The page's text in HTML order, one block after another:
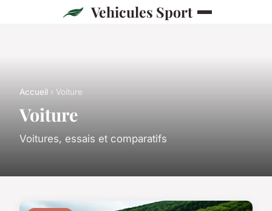
Vehicules Sport
Accueil › Voiture
Voiture
Voitures, essais et comparatifs